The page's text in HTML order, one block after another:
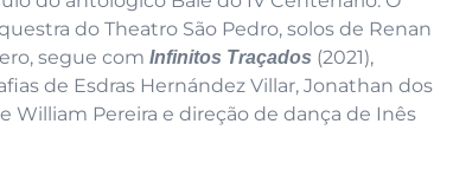
do Theatro São Pedro, solos de Renan
segue com Infinitos Traçados (2021),
de Esdras Hernández Villar, Jonathan dos
William Pereira e direção de dança de Inês